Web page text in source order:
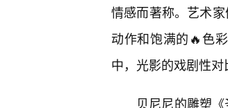
情感而著称。艺术
动作和饱满的🔥色
中，光影的戏剧性
贝尼尼的雕塑